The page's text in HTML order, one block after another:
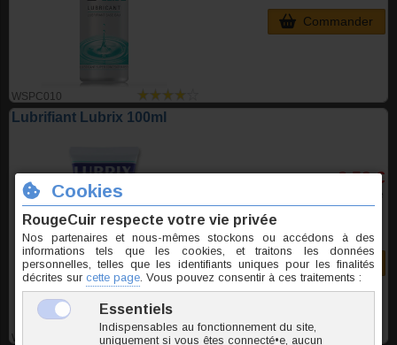
WSPC010
Commander
Lubrifiant Lubrix 100ml
WSPU210
6,50 €
TTC l'unite
Commander